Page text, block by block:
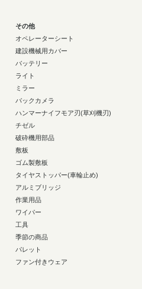
その他
オペレーターシート
建設機械用カバー
バッテリー
ライト
ミラー
バックカメラ
ハンマーナイフモア刃(草刈機刃)
チゼル
破砕機用部品
敷板
ゴム製敷板
タイヤストッパー(車輪止め)
アルミブリッジ
作業用品
ワイパー
工具
季節の商品
パレット
ファン付きウェア